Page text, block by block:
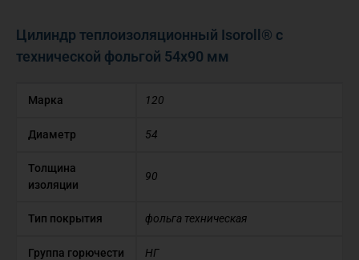
Цилиндр теплоизоляционный Isoroll® с
технической фольгой 54х90 мм
Марка 120
Диаметр 54
Толщина
изоляции
90
Тип покрытия фольга техническая
Группа горючести НГ